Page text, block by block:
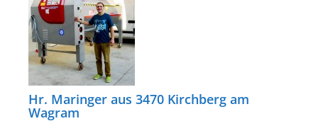
Hr. Maringer aus 3470 Kirchberg am
Wagram